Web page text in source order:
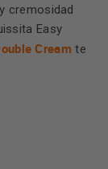
cremosidad
Easy
Cream te